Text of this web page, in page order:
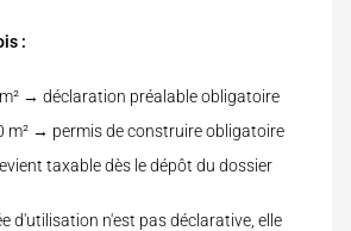
:
→ déclaration préalable obligatoire
m² → permis de construire obligatoire
taxable dès le dépôt du dossier
d'utilisation n'est pas déclarative, elle